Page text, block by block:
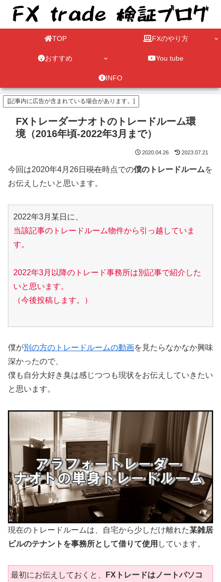
TOP FXのやり方
おすすめ You tube
INFO
[記事内に広告が含まれている場合があります。]
FXトレーダーナオトのトレードルーム環
境（2016年頃-2022年3月まで）
2020.04.26 2023.07.21
今回は2020年4月26日 現在時点での僕のトレードルームを
お伝えしたいと思います。
2022年3月某日に、
当該記事のトレードルーム物件から引っ越していま
す。
2022年3月以降のトレード事務所は別記事で紹介した
いと思います。
（今後投稿します。）
僕が別の方のトレードルームの動画を見たらなかなか興味
深かったので、
僕も自分大好き臭は感じつつも現状をお伝えしていきたい
と思います。
現在のトレードルームは、自宅から少しだけ離れた某雑居
ビルのテナントを事務所として借りて使用 しています。
最初にお伝えしておくと、
FXトレードはノートパソコ